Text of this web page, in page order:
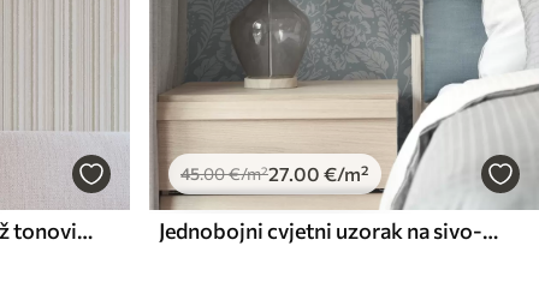
Tanke pruge u svijetlim bež tonovima
45.00€/m²27.00 €/m²
Jednobojni cvjetni uzorak na sivo-plavoj pozadini